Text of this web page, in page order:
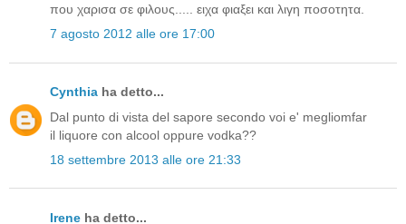
που χαρισα σε φιλους..... ειχα φιαξει και λιγη ποσοτητα.
7 agosto 2012 alle ore 17:00
Cynthia ha detto...
Dal punto di vista del sapore secondo voi e' megliomfar
il liquore con alcool oppure vodka??
18 settembre 2013 alle ore 21:33
Irene ha detto...